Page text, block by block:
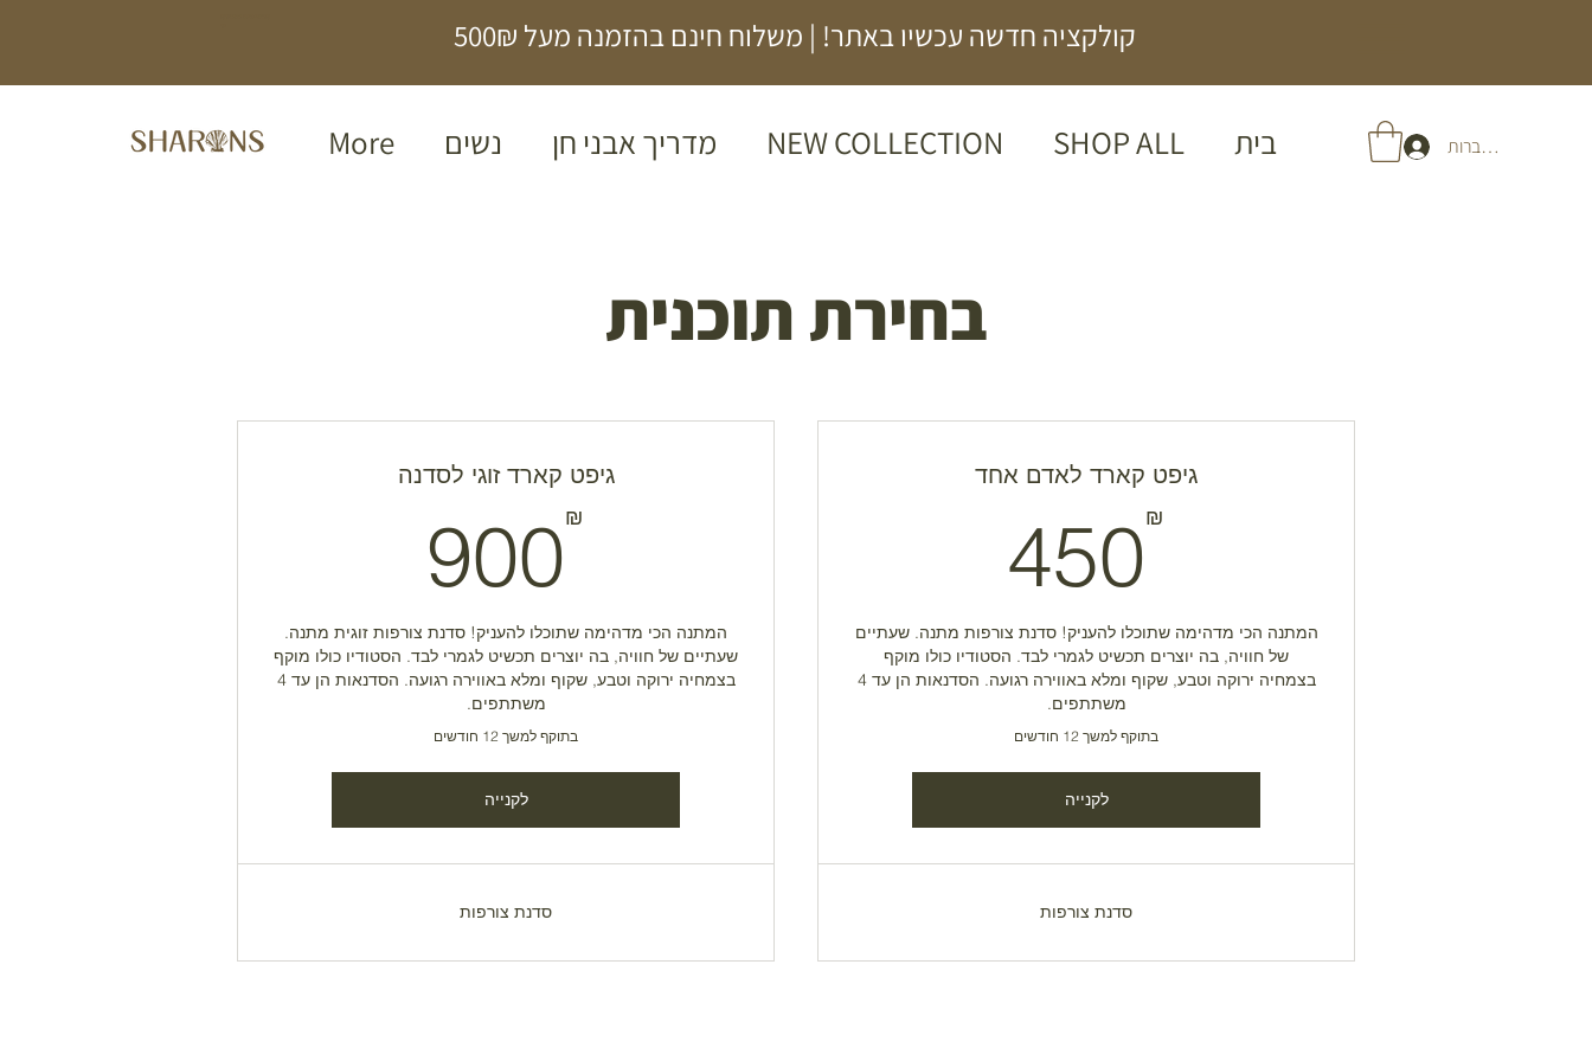
קולקציה חדשה עכשיו באתר! | משלוח חינם בהזמנה מעל 500₪
בית SHOP ALL
NEW COLLECTION מדריך אבני חן נשים More להתחברות
בחירת תוכנית
גיפט קארד לאדם אחד
₪
450
המתנה הכי מדהימה שתוכלו להעניק! סדנת צורפות מתנה. שעתיים
של חוויה, בה יוצרים תכשיט לגמרי לבד. הסטודיו כולו מוקף
בצמחיה ירוקה וטבע, שקוף ומלא באווירה רגועה. הסדנאות הן עד 4
משתתפים.
בתוקף למשך 12 חודשים
לקנייה
סדנת צורפות
גיפט קארד זוגי לסדנה
₪
900
המתנה הכי מדהימה שתוכלו להעניק! סדנת צורפות זוגית מתנה.
שעתיים של חוויה, בה יוצרים תכשיט לגמרי לבד. הסטודיו כולו מוקף
בצמחיה ירוקה וטבע, שקוף ומלא באווירה רגועה. הסדנאות הן עד 4
משתתפים.
בתוקף למשך 12 חודשים
לקנייה
סדנת צורפות